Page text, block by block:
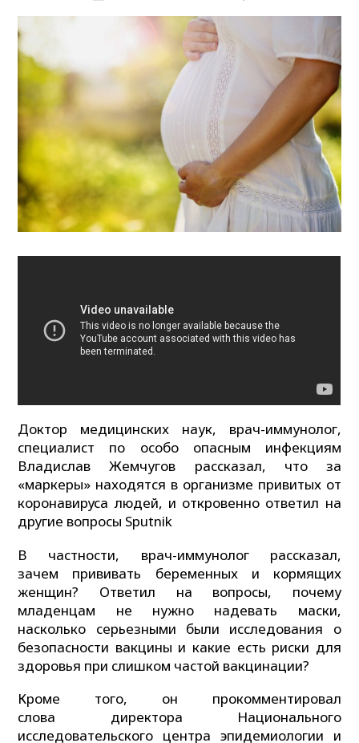
Доктор медицинских наук, врач-иммунолог,
специалист по особо опасным инфекциям
Владислав Жемчугов рассказал, что за
«маркеры» находятся в организме привитых от
коронавируса людей, и откровенно ответил на
другие вопросы Sputnik
В частности, врач-иммунолог рассказал,
зачем прививать беременных и кормящих
женщин? Ответил на вопросы, почему
младенцам не нужно надевать маски,
насколько серьезными были исследования о
безопасности вакцины и какие есть риски для
здоровья при слишком частой вакцинации?
Кроме того, он прокомментировал
слова директора Национального
исследовательского центра эпидемиологии и